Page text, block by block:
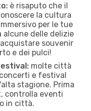
è risaputo che il
la cultura
per le tue
alcune delle delizie
souvenir
e dei pulci!
molte città
e festival
stagione. Prima
controlla eventi
in città.